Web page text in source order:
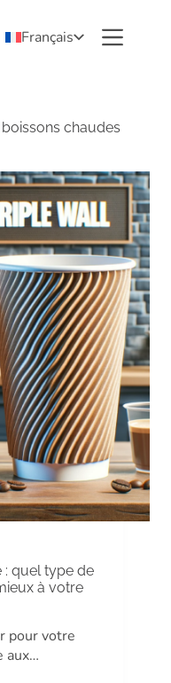
Français
chaudes
: quel type de
à votre
pour votre
aux…